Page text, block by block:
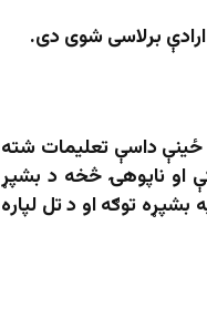
برلاسی شوی دی.
ځینې داسې تعلیمات شته
او ناپوهۍ څخه د بشپړ
توګه او د تل لپاره